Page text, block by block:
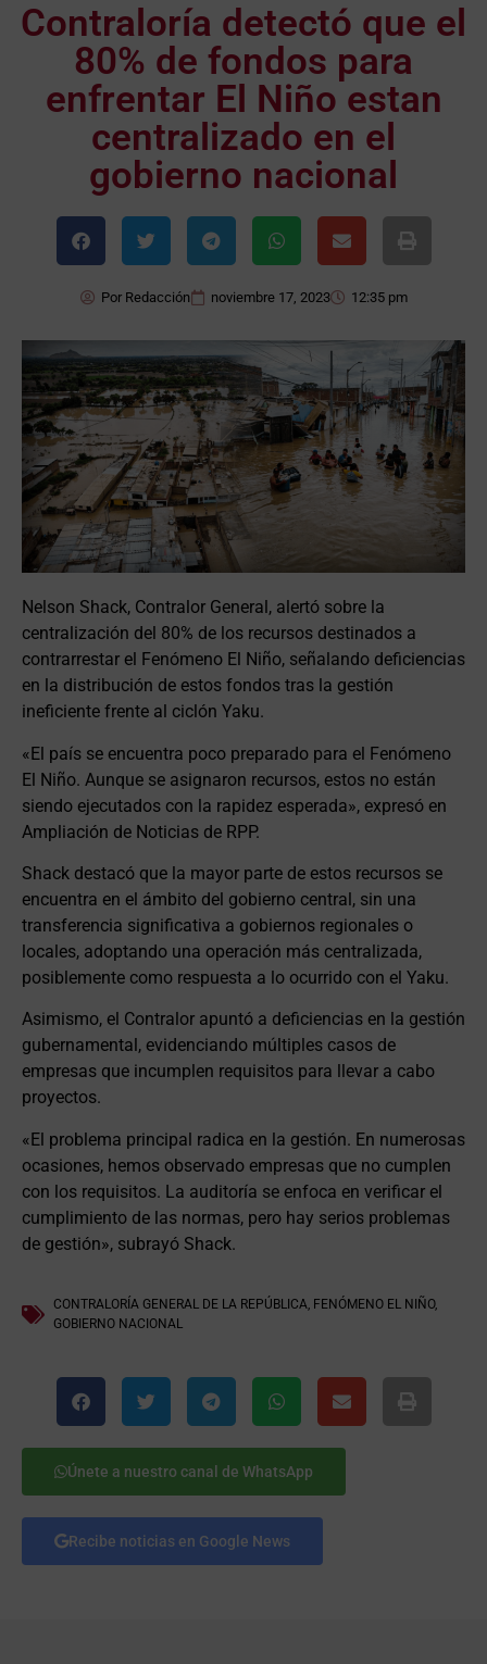
Contraloría detectó que el
80% de fondos para
enfrentar El Niño estan
centralizado en el
gobierno nacional
PorRedacción noviembre 17, 2023 12:35 pm
Nelson Shack, Contralor General, alertó sobre la
centralización del 80% de los recursos destinados a
contrarrestar el Fenómeno El Niño, señalando deficiencias
en la distribución de estos fondos tras la gestión
ineficiente frente al ciclón Yaku.
«El país se encuentra poco preparado para el Fenómeno
El Niño. Aunque se asignaron recursos, estos no están
siendo ejecutados con la rapidez esperada», expresó en
Ampliación de Noticias de RPP.
Shack destacó que la mayor parte de estos recursos se
encuentra en el ámbito del gobierno central, sin una
transferencia significativa a gobiernos regionales o
locales, adoptando una operación más centralizada,
posiblemente como respuesta a lo ocurrido con el Yaku.
Asimismo, el Contralor apuntó a deficiencias en la gestión
gubernamental, evidenciando múltiples casos de
empresas que incumplen requisitos para llevar a cabo
proyectos.
«El problema principal radica en la gestión. En numerosas
ocasiones, hemos observado empresas que no cumplen
con los requisitos. La auditoría se enfoca en verificar el
cumplimiento de las normas, pero hay serios problemas
de gestión», subrayó Shack.
CONTRALORÍA GENERAL DE LA REPÚBLICA, FENÓMENO EL NIÑO,
GOBIERNO NACIONAL
Únete a nuestro canal de WhatsApp
Recibe noticias en Google News